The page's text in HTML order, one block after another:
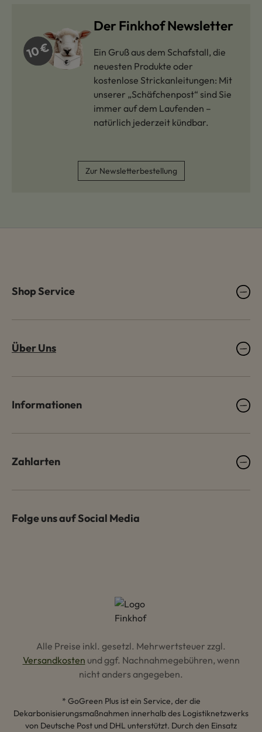
Der Finkhof Newsletter
Ein Gruß aus dem Schafstall, die
neuesten Produkte oder
kostenlose Strickanleitungen: Mit
unserer „Schäfchenpost“ sind Sie
immer auf dem Laufenden –
natürlich jederzeit kündbar.
Zur Newsletterbestellung
Shop Service
Über Uns
Informationen
Zahlarten
Folge uns auf Social Media
Alle Preise inkl. gesetzl. Mehrwertsteuer zzgl.
Versandkosten und ggf. Nachnahmegebühren, wenn
nicht anders angegeben.
* GoGreen Plus ist ein Service, der die
Dekarbonisierungsmaßnahmen innerhalb des Logistiknetzwerks
von Deutsche Post und DHL unterstützt. Durch den Einsatz